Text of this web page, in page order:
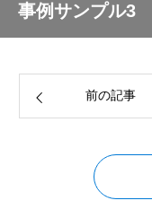
事例サンプル3
前の記事